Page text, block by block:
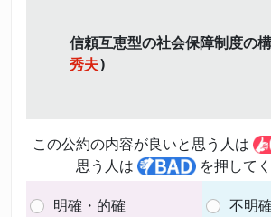
信頼互恵型の社会保障制度の
秀夫)
この公約の内容が良いと思う人は
思う人は
を押して
明確・的確
不明